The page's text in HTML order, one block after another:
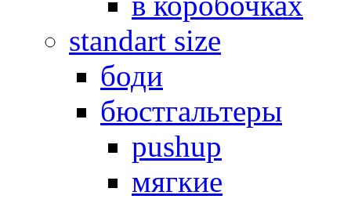
standart size
боди
бюстгальтеры
pushup
мягкие